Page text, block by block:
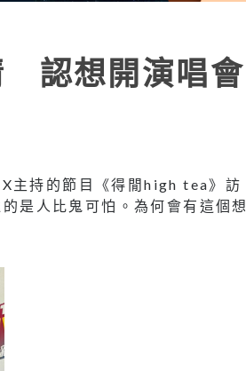
認想開演唱會
主持的節目《得閒high tea》訪
是人比鬼可怕。為何會有這個想